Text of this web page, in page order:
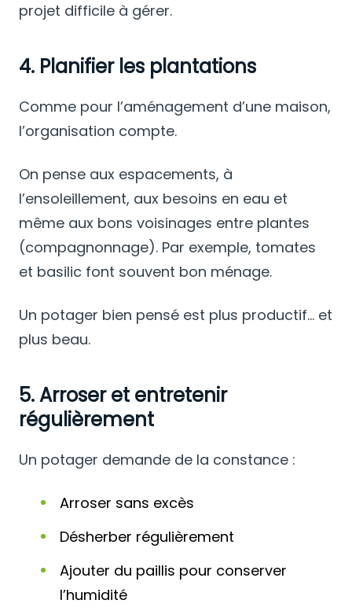
projet difficile à gérer.
4. Planifier les plantations
Comme pour l’aménagement d’une maison,
l’organisation compte.
On pense aux espacements, à
l’ensoleillement, aux besoins en eau et
même aux bons voisinages entre plantes
(compagnonnage). Par exemple, tomates
et basilic font souvent bon ménage.
Un potager bien pensé est plus productif… et
plus beau.
5. Arroser et entretenir
régulièrement
Un potager demande de la constance :
Arroser sans excès
Désherber régulièrement
Ajouter du paillis pour conserver
l’humidité